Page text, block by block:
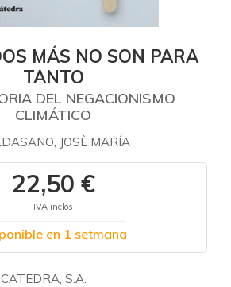
MÁS NO SON PARA
TANTO
DEL NEGACIONISMO
CLIMÁTICO
JOSÈ MARÍA
22,50 €
IVA inclós
en 1 setmana
CATEDRA, S.A.